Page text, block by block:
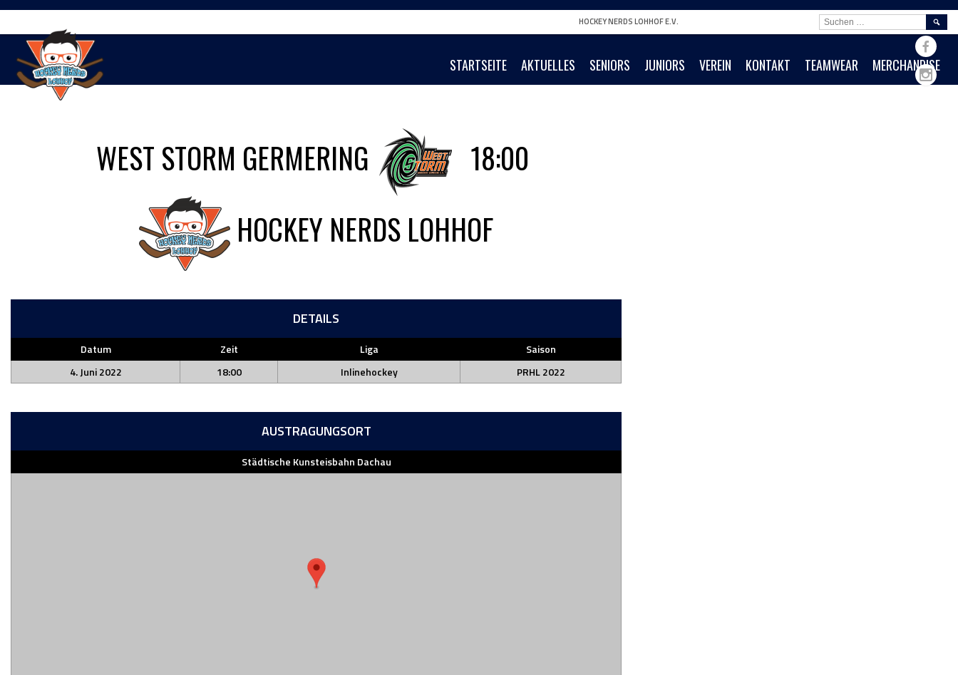
Springe
Inhalt
HOCKEY NERDS LOHHOF E.V.
STARTSEITE AKTUELLES SENIORS JUNIORS VEREIN KONTAKT TEAMWEAR MERCHANDISE
NACH:
WEST STORM GERMERING
18:00
HOCKEY NERDS LOHHOF
DETAILS
Datum Zeit Liga
Saison
4. Juni 2022
18:00 Inlinehockey PRHL 2022
AUSTRAGUNGSORT
Städtische Kunsteisbahn Dachau